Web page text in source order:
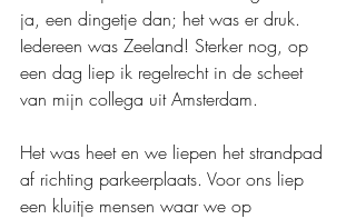
ja, een dingetje dan; het was er druk.
Iedereen was Zeeland! Sterker nog, op
een dag liep ik regelrecht in de scheet
van mijn collega uit Amsterdam.
Het was heet en we liepen het strandpad
af richting parkeerplaats. Voor ons liep
een kluitje mensen waar we op